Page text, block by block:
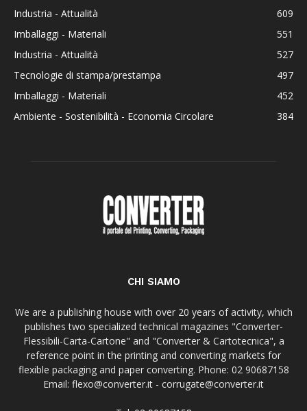
Industria - Attualità
609
Imballaggi - Materiali
551
Industria - Attualità
527
Tecnologie di stampa/prestampa
497
Imballaggi - Materiali
452
Ambiente - Sostenibilità - Economia Circolare
384
CHI SIAMO
We are a publishing house with over 20 years of activity, which
publishes two specialized technical magazines "Converter-
Flessibili-Carta-Cartone" and "Converter & Cartotecnica", a
reference point in the printing and converting markets for
flexible packaging and paper converting. Phone: 02 90687158
Email: flexo@converter.it - corrugate@converter.it